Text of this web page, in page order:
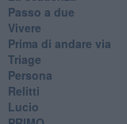
Passo a due
Vivere
Prima di andare via
Triage
Persona
Relitti
Lucio